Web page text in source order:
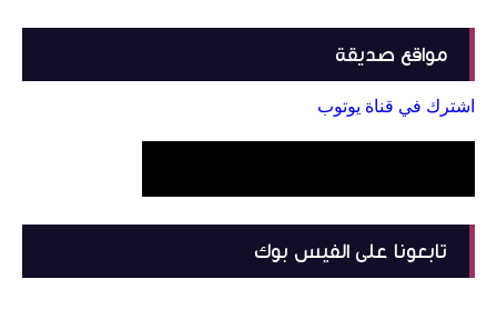
مواقع صديقة
اشترك في قناة يوتوب
تابعونا على الفيس بوك